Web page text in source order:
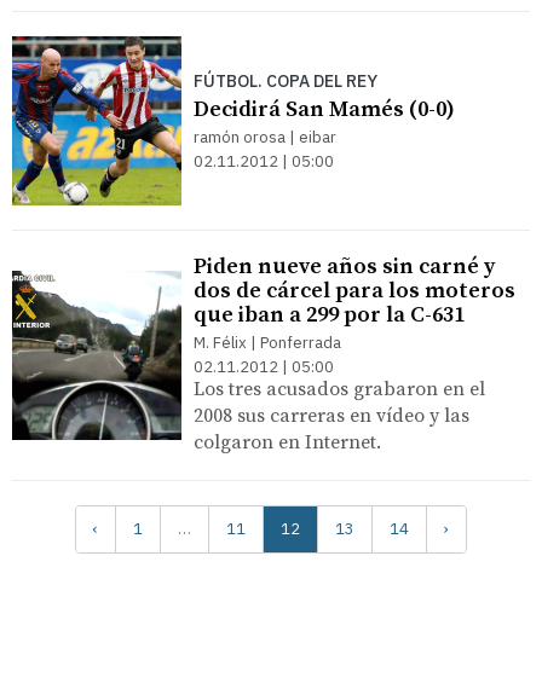
FÚTBOL. COPA DEL REY
Decidirá San Mamés (0-0)
ramón orosa | eibar
02.11.2012 | 05:00
Piden nueve años sin carné y
dos de cárcel para los moteros
que iban a 299 por la C-631
M. Félix | Ponferrada
02.11.2012 | 05:00
Los tres acusados grabaron en el
2008 sus carreras en vídeo y las
colgaron en Internet.
‹ 1 … 11 12 13 14 ›